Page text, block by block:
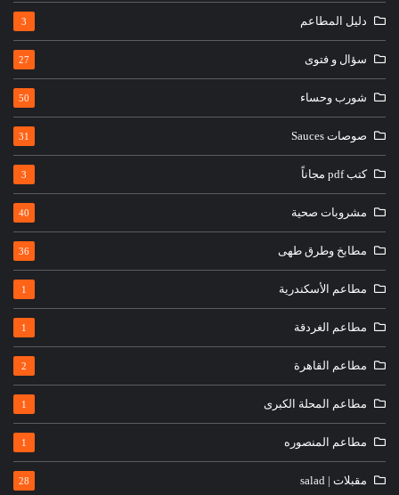
دليل المطاعم 3
سؤال و فتوى 27
شورب وحساء 50
صوصات Sauces 31
كتب pdf مجاناً 3
مشروبات صحية 40
مطابخ وطرق طهى 36
مطاعم الأسكندرية 1
مطاعم الغردقة 1
مطاعم القاهرة 2
مطاعم المحلة الكبرى 1
مطاعم المنصوره 1
مقبلات | salad 28